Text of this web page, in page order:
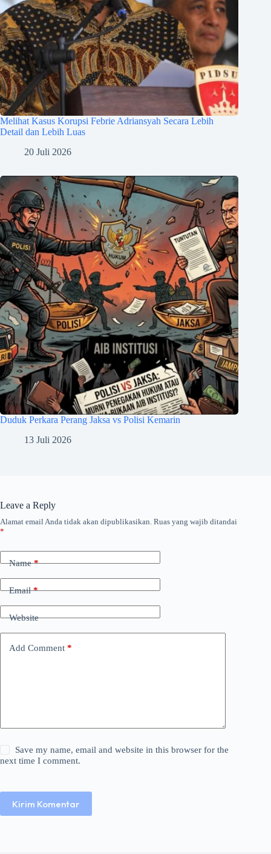
Melihat Kasus Korupsi Febrie Adriansyah Secara Lebih
Detail dan Lebih Luas
20 Juli 2026
Duduk Perkara Perang Jaksa vs Polisi Kemarin
13 Juli 2026
Leave a Reply
Alamat email Anda tidak akan dipublikasikan. Ruas yang wajib ditandai
*
Name*
Email*
Website
Add Comment *
Save my name, email and website in this browser for the
next time I comment.
Kirim Komentar